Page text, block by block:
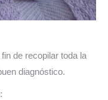
de recopilar toda la
diagnóstico.